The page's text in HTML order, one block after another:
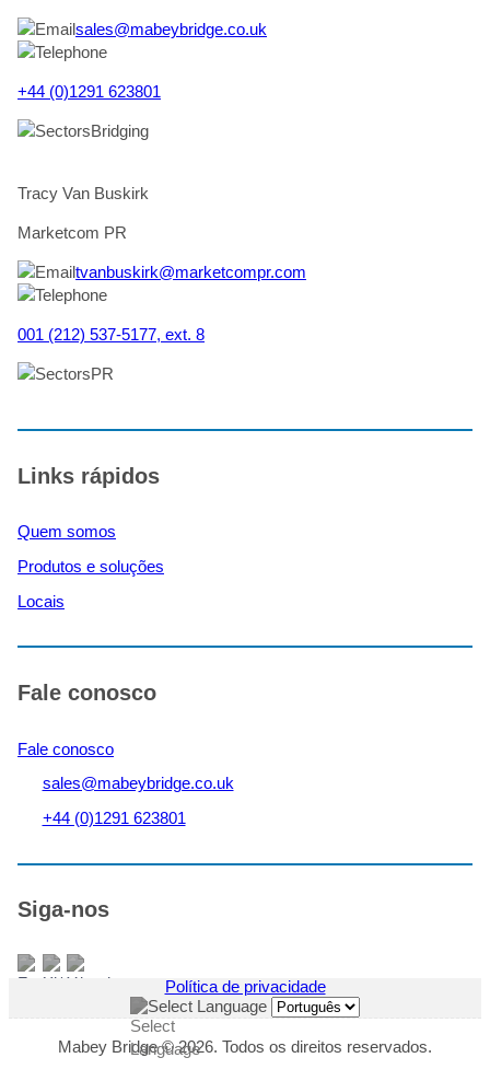
sales@mabeybridge.co.uk
+44 (0)1291 623801
Bridging
Tracy Van Buskirk
Marketcom PR
tvanbuskirk@marketcompr.com
001 (212) 537-5177, ext. 8
PR
Links rápidos
Quem somos
Produtos e soluções
Locais
Fale conosco
Fale conosco
sales@mabeybridge.co.uk
+44 (0)1291 623801
Siga-nos
Política de privacidade
Select Language
Mabey Bridge © 2026. Todos os direitos reservados.